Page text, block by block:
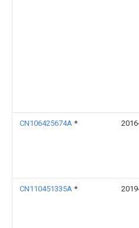
CN106425674A *
CN110451335A *